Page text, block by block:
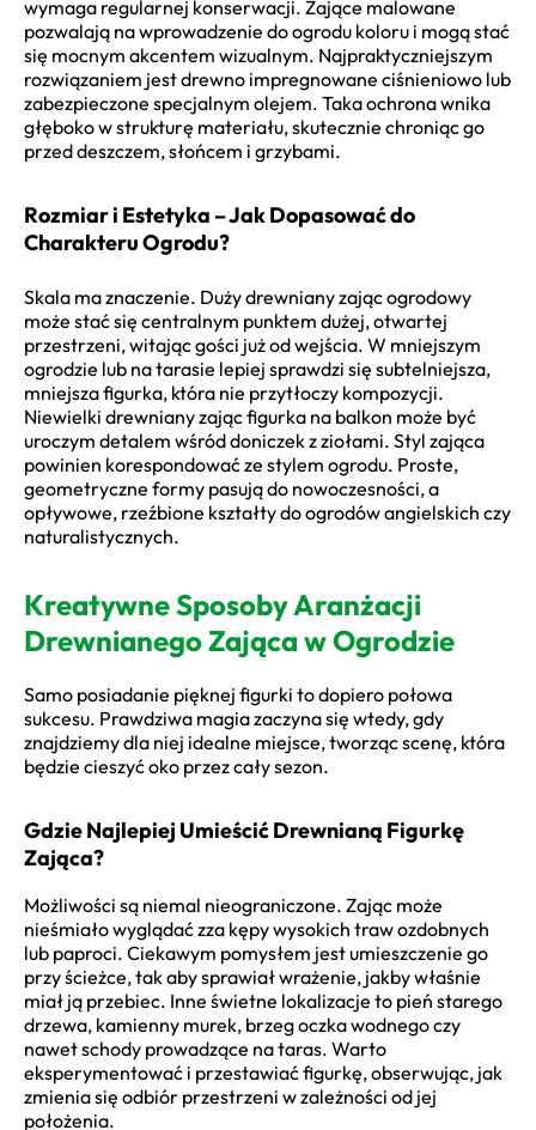
wymaga regularnej konserwacji. Zające malowane
pozwalają na wprowadzenie do ogrodu koloru i mogą stać
się mocnym akcentem wizualnym. Najpraktyczniejszym
rozwiązaniem jest drewno impregnowane ciśnieniowo lub
zabezpieczone specjalnym olejem. Taka ochrona wnika
głęboko w strukturę materiału, skutecznie chroniąc go
przed deszczem, słońcem i grzybami.
Rozmiar i Estetyka – Jak Dopasować do
Charakteru Ogrodu?
Skala ma znaczenie. Duży drewniany zając ogrodowy
może stać się centralnym punktem dużej, otwartej
przestrzeni, witając gości już od wejścia. W mniejszym
ogrodzie lub na tarasie lepiej sprawdzi się subtelniejsza,
mniejsza figurka, która nie przytłoczy kompozycji.
Niewielki drewniany zając figurka na balkon może być
uroczym detalem wśród doniczek z ziołami. Styl zająca
powinien korespondować ze stylem ogrodu. Proste,
geometryczne formy pasują do nowoczesności, a
opływowe, rzeźbione kształty do ogrodów angielskich czy
naturalistycznych.
Kreatywne Sposoby Aranżacji
Drewnianego Zająca w Ogrodzie
Samo posiadanie pięknej figurki to dopiero połowa
sukcesu. Prawdziwa magia zaczyna się wtedy, gdy
znajdziemy dla niej idealne miejsce, tworząc scenę, która
będzie cieszyć oko przez cały sezon.
Gdzie Najlepiej Umieścić Drewnianą Figurkę
Zająca?
Możliwości są niemal nieograniczone. Zając może
nieśmiało wyglądać zza kępy wysokich traw ozdobnych
lub paproci. Ciekawym pomysłem jest umieszczenie go
przy ścieżce, tak aby sprawiał wrażenie, jakby właśnie
miał ją przebiec. Inne świetne lokalizacje to pień starego
drzewa, kamienny murek, brzeg oczka wodnego czy
nawet schody prowadzące na taras. Warto
eksperymentować i przestawiać figurkę, obserwując, jak
zmienia się odbiór przestrzeni w zależności od jej
położenia.